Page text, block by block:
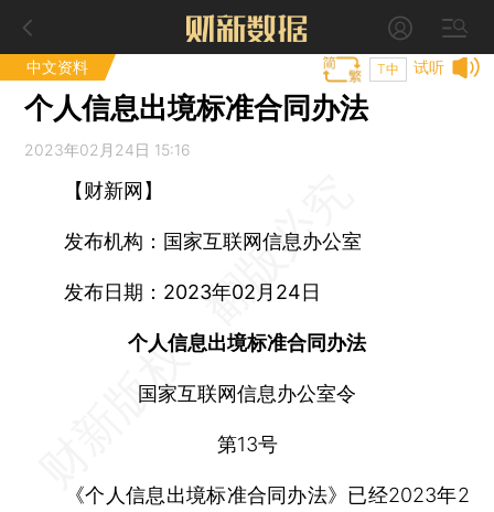
中文资料 试听
T中
个人信息出境标准合同办法
2023年02月24日 15:16
【财新网】
发布机构：国家互联网信息办公室
发布日期：2023年02月24日
个人信息出境标准合同办法
国家互联网信息办公室令
第13号
《个人信息出境标准合同办法》已经2023年2